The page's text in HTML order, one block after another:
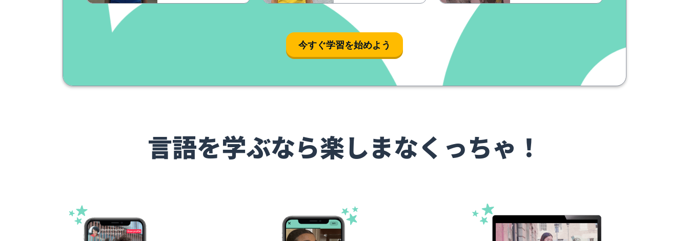
今すぐ学習を始めよう
言語を学ぶなら楽しまなくっちゃ！